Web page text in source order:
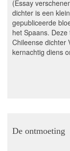
(Essay
dichter is een
gepubliceerde
het Spaans.
Chileense dichter
kernachtig diens
De ontmoeting